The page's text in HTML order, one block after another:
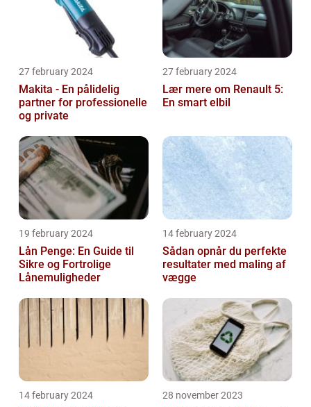
27 february 2024
Makita - En pålidelig
partner for professionelle
og private
27 february 2024
Lær mere om Renault 5:
En smart elbil
19 february 2024
Lån Penge: En Guide til
Sikre og Fortrolige
Lånemuligheder
14 february 2024
Sådan opnår du perfekte
resultater med maling af
vægge
14 february 2024 28 november 2023